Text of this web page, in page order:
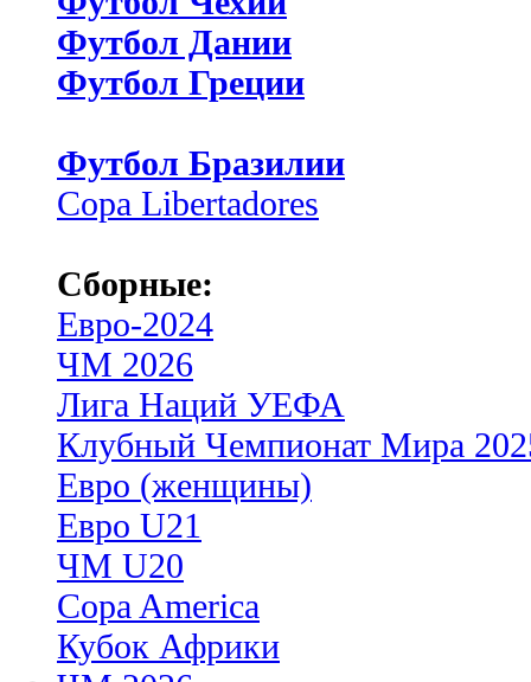
Футбол Дании
Футбол Греции
Футбол Бразилии
Copa Libertadores
Сборные:
Евро-2024
ЧМ 2026
Лига Наций УЕФА
Клубный Чемпионат Мира
Евро (женщины)
Евро U21
ЧМ U20
Copa America
Кубок Африки